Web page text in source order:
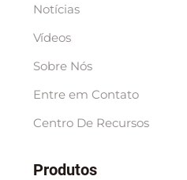
Notícias
Vídeos
Sobre Nós
Entre em Contato
Centro De Recursos
Produtos